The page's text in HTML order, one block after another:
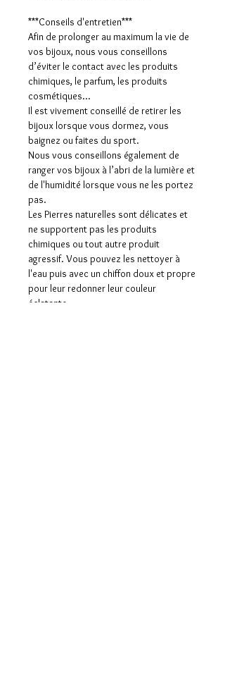
***Conseils d'entretien***
Afin de prolonger au maximum la vie de
vos bijoux, nous vous conseillons
d’éviter le contact avec les produits
chimiques, le parfum, les produits
cosmétiques…
Il est vivement conseillé de retirer les
bijoux lorsque vous dormez, vous
baignez ou faites du sport.
Nous vous conseillons également de
ranger vos bijoux à l’abri de la lumière et
de l'humidité lorsque vous ne les portez
pas.
Les Pierres naturelles sont délicates et
ne supportent pas les produits
chimiques ou tout autre produit
agressif. Vous pouvez les nettoyer à
l'eau puis avec un chiffon doux et propre
pour leur redonner leur couleur
éclatante.